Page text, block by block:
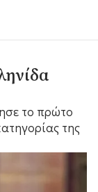
το πρώτο
της